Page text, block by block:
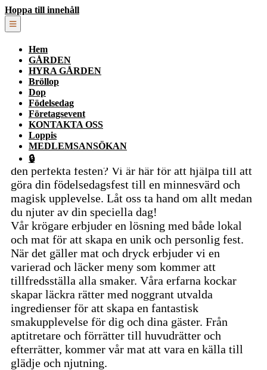
Hoppa till innehåll
Hem
GÅRDEN
HYRA GÅRDEN
Bröllop
Dop
Födelsedag
Företagsevent
KONTAKTA OSS
Loppis
MEDLEMSANSÖKAN
🔒
Födelsedagsfest för alla
Ska du fira en speciell födelsedag och letar efter
den perfekta festen? Vi är här för att hjälpa till att
göra din födelsedagsfest till en minnesvärd och
magisk upplevelse. Låt oss ta hand om allt medan
du njuter av din speciella dag!
Vår krögare erbjuder en lösning med både lokal
och mat för att skapa en unik och personlig fest.
När det gäller mat och dryck erbjuder vi en
varierad och läcker meny som kommer att
tillfredsställa alla smaker. Våra erfarna kockar
skapar läckra rätter med noggrant utvalda
ingredienser för att skapa en fantastisk
smakupplevelse för dig och dina gäster. Från
aptitretare och förrätter till huvudrätter och
efterrätter, kommer vår mat att vara en källa till
glädje och njutning.